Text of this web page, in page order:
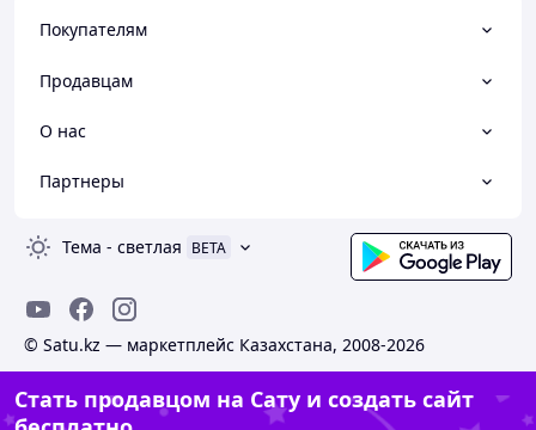
Покупателям
Продавцам
О нас
Партнеры
Тема - светлая BETA
© Satu.kz — маркетплейс Казахстана, 2008-2026
Стать продавцом на Сату и создать сайт